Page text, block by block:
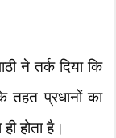
ने तर्क दिया कि
तहत प्रधानों का
होता है।